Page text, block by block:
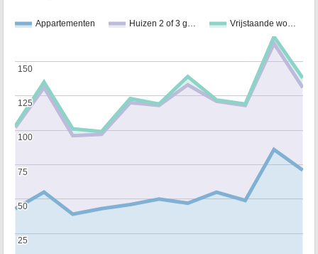
Appartementen Huizen 2 of 3 g… Vrijstaande wo…
25
25
50
50
75
75
100
100
125
125
150
150